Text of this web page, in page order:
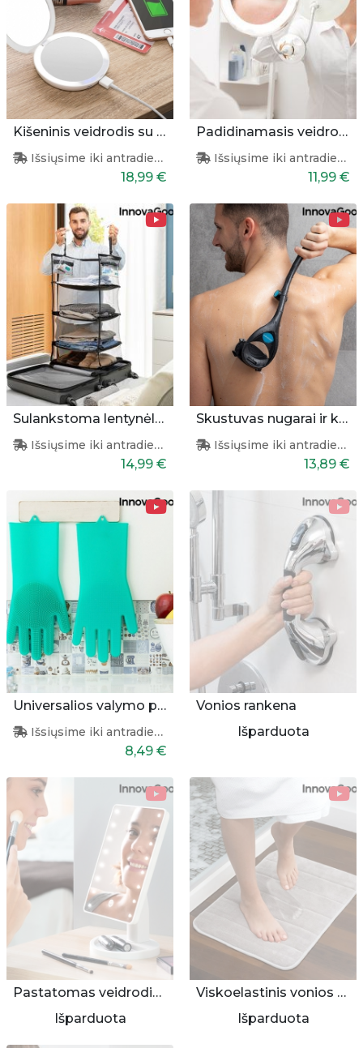
Kišeninis veidrodis su apšvietimu ir pakrovėju
Išsiųsime iki antradienio
18,99 €
Padidinamasis veidrodis su apšvietimu
Išsiųsime iki antradienio
11,99 €
Sulankstoma lentynėlė lagaminui
Išsiųsime iki antradienio
14,99 €
Skustuvas nugarai ir kūnui
Išsiųsime iki antradienio
13,89 €
Universalios valymo pirštinės
Išsiųsime iki antradienio
8,49 €
Vonios rankena
Išparduota
Pastatomas veidrodis su apšvietimu
Išparduota
Viskoelastinis vonios kilimėlis
Išparduota